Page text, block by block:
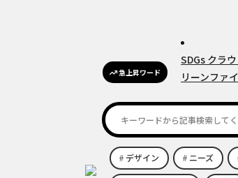
急上昇ワード
SDGs クラ
リーンファ
デザイン ニーズ